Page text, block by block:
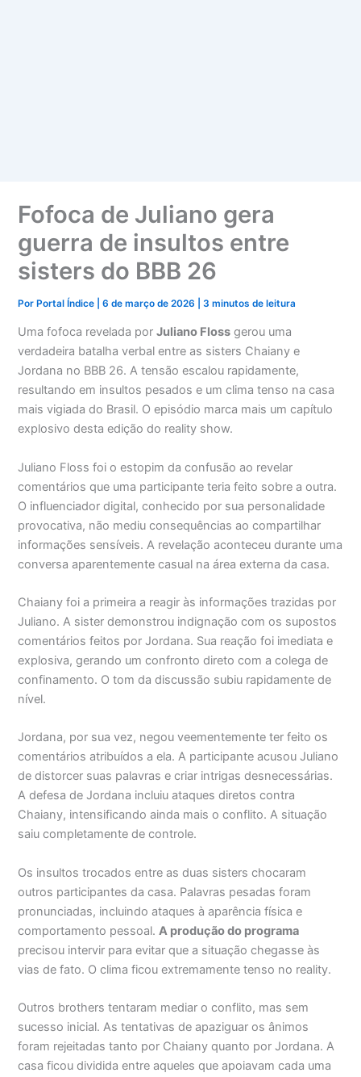
Fofoca de Juliano gera
guerra de insultos entre
sisters do BBB 26
PorPortal Índice |6 de março de 2026 |3 minutos de leitura
Uma fofoca revelada porJuliano Floss gerou uma
verdadeira batalha verbal entre as sisters Chaiany e
Jordana no BBB 26. A tensão escalou rapidamente,
resultando em insultos pesados e um clima tenso na casa
mais vigiada do Brasil. O episódio marca mais um capítulo
explosivo desta edição do reality show.
Juliano Floss foi o estopim da confusão ao revelar
comentários que uma participante teria feito sobre a outra.
O influenciador digital, conhecido por sua personalidade
provocativa, não mediu consequências ao compartilhar
informações sensíveis. A revelação aconteceu durante uma
conversa aparentemente casual na área externa da casa.
Chaiany foi a primeira a reagir às informações trazidas por
Juliano. A sister demonstrou indignação com os supostos
comentários feitos por Jordana. Sua reação foi imediata e
explosiva, gerando um confronto direto com a colega de
confinamento. O tom da discussão subiu rapidamente de
nível.
Jordana, por sua vez, negou veementemente ter feito os
comentários atribuídos a ela. A participante acusou Juliano
de distorcer suas palavras e criar intrigas desnecessárias.
A defesa de Jordana incluiu ataques diretos contra
Chaiany, intensificando ainda mais o conflito. A situação
saiu completamente de controle.
Os insultos trocados entre as duas sisters chocaram
outros participantes da casa. Palavras pesadas foram
pronunciadas, incluindo ataques à aparência física e
comportamento pessoal.A produção do programa
precisou intervir para evitar que a situação chegasse às
vias de fato. O clima ficou extremamente tenso no reality.
Outros brothers tentaram mediar o conflito, mas sem
sucesso inicial. As tentativas de apaziguar os ânimos
foram rejeitadas tanto por Chaiany quanto por Jordana. A
casa ficou dividida entre aqueles que apoiavam cada uma